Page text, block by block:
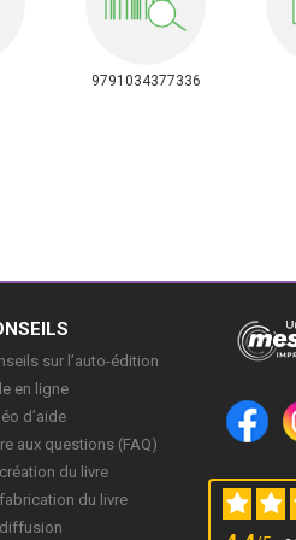
9791034377336
sur l’auto-édition
en ligne
d’aide
aux questions (FAQ)
du livre
du livre